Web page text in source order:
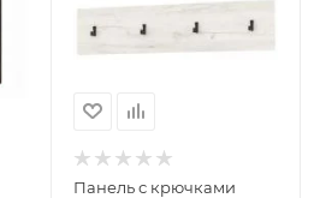
Панель с крючками